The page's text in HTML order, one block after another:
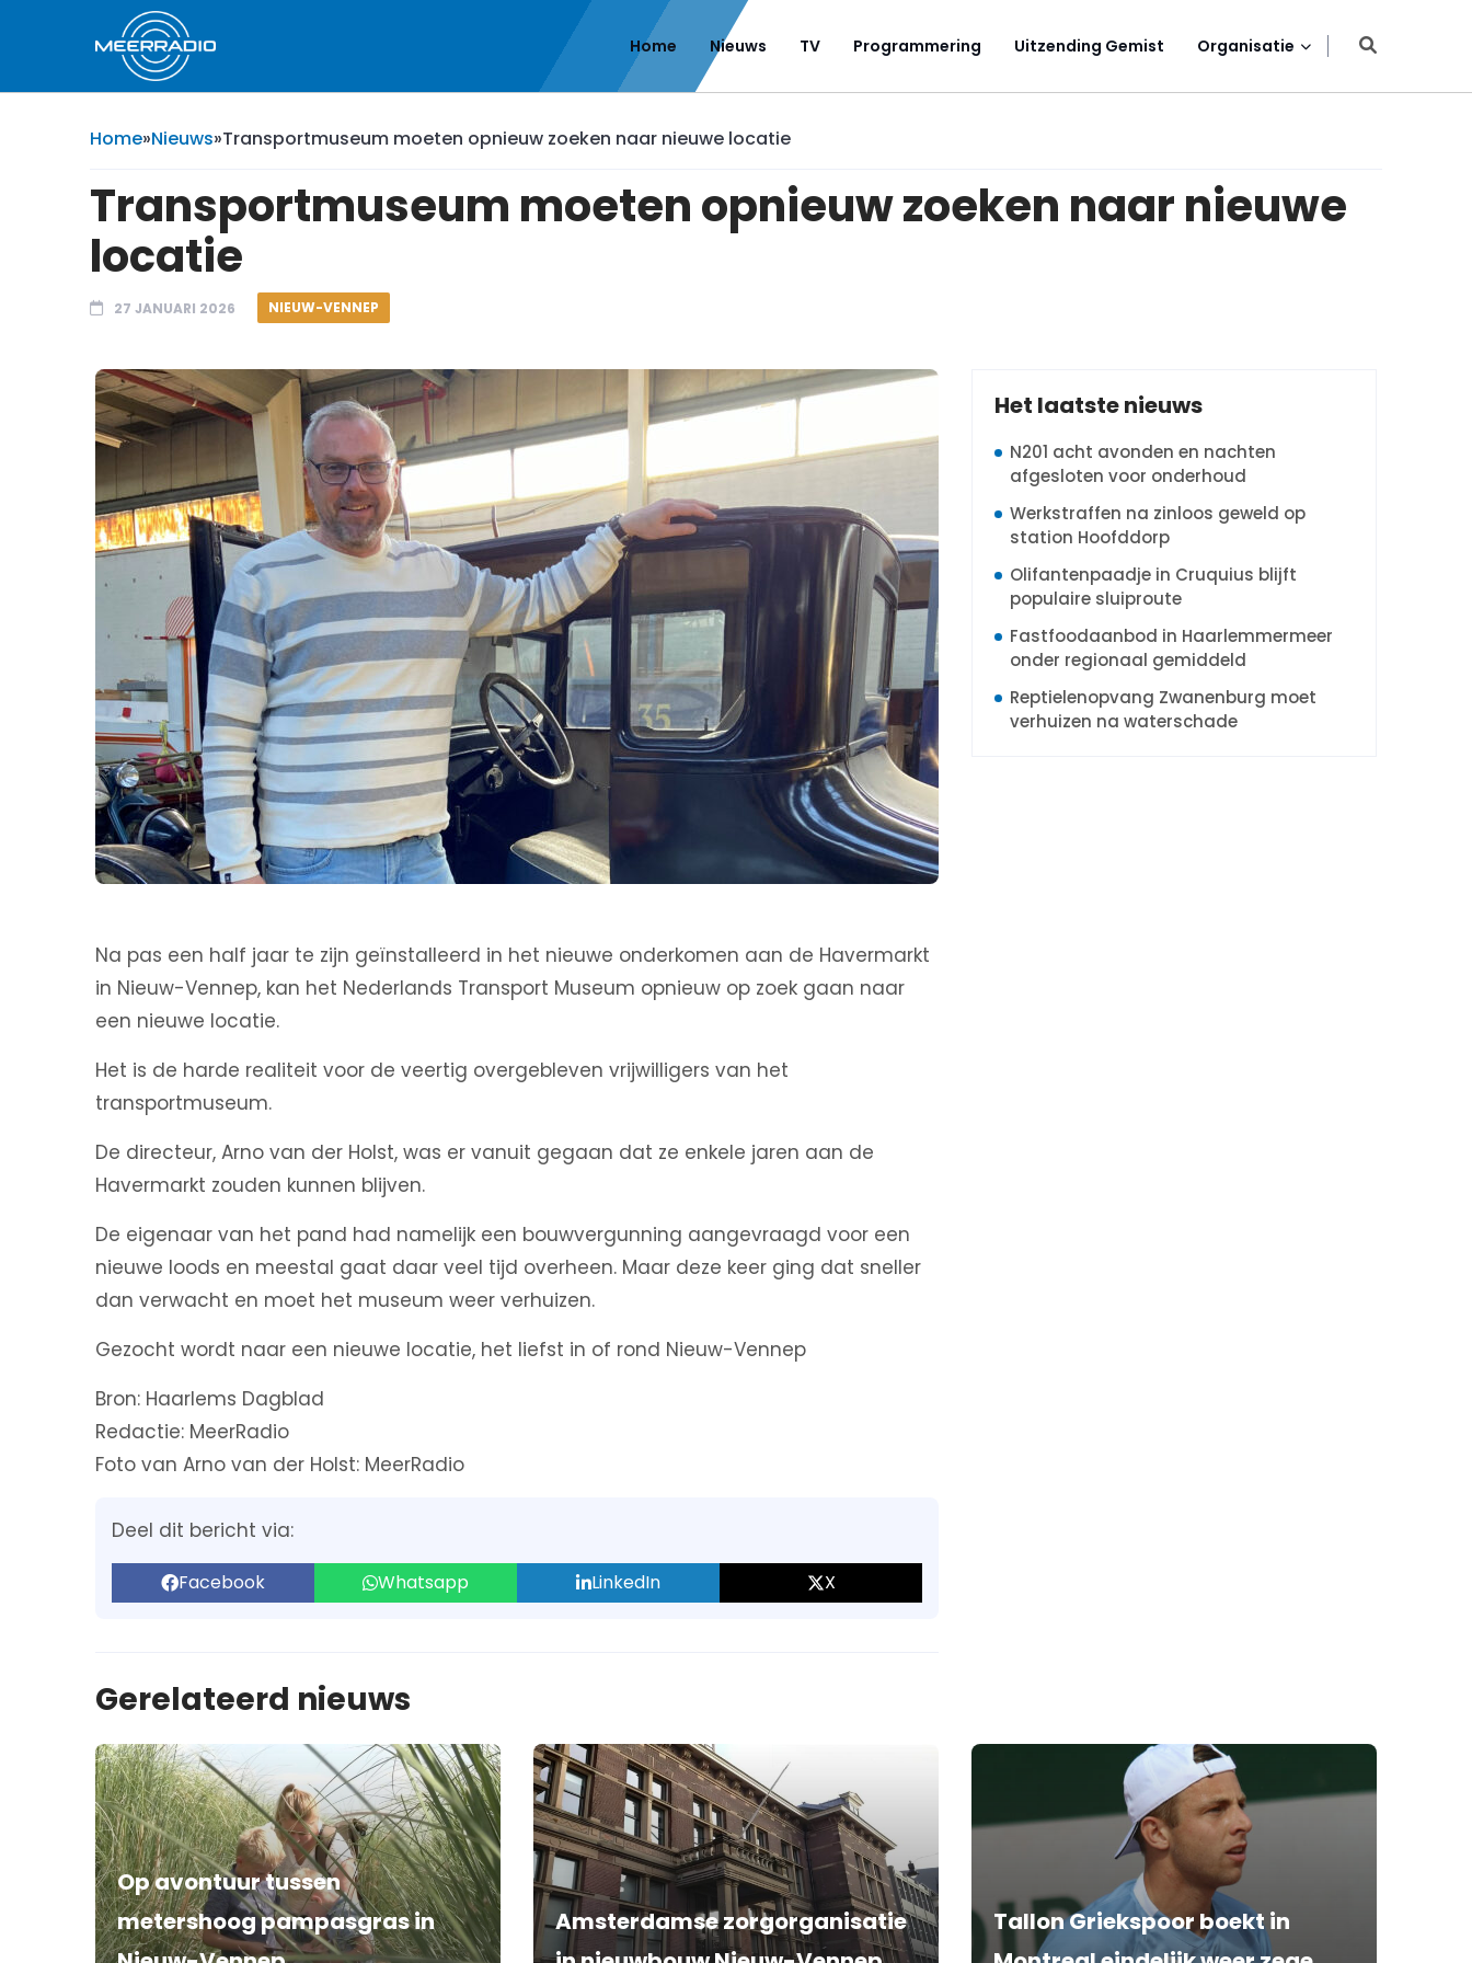
Home Nieuws TV Programmering Uitzending Gemist Organisatie
Home»Nieuws»Transportmuseum moeten opnieuw zoeken naar nieuwe locatie
Transportmuseum moeten opnieuw zoeken naar nieuwe
locatie
27 JANUARI 2026 NIEUW-VENNEP
Na pas een half jaar te zijn geïnstalleerd in het nieuwe onderkomen aan de Havermarkt
in Nieuw-Vennep, kan het Nederlands Transport Museum opnieuw op zoek gaan naar
een nieuwe locatie.
Het is de harde realiteit voor de veertig overgebleven vrijwilligers van het
transportmuseum.
De directeur, Arno van der Holst, was er vanuit gegaan dat ze enkele jaren aan de
Havermarkt zouden kunnen blijven.
De eigenaar van het pand had namelijk een bouwvergunning aangevraagd voor een
nieuwe loods en meestal gaat daar veel tijd overheen. Maar deze keer ging dat sneller
dan verwacht en moet het museum weer verhuizen.
Gezocht wordt naar een nieuwe locatie, het liefst in of rond Nieuw-Vennep
Bron: Haarlems Dagblad
Redactie: MeerRadio
Foto van Arno van der Holst: MeerRadio
Deel dit bericht via:
Facebook Whatsapp LinkedIn X
Het laatste nieuws
N201 acht avonden en nachten
afgesloten voor onderhoud
Werkstraffen na zinloos geweld op
station Hoofddorp
Olifantenpaadje in Cruquius blijft
populaire sluiproute
Fastfoodaanbod in Haarlemmermeer
onder regionaal gemiddeld
Reptielenopvang Zwanenburg moet
verhuizen na waterschade
Gerelateerd nieuws
Op avontuur tussen
metershoog pampasgras in
Amsterdamse zorgorganisatie
Tallon Griekspoor boekt in